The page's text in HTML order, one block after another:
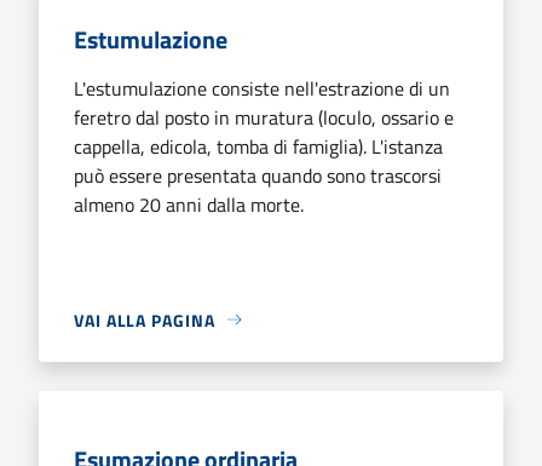
Estumulazione
L'estumulazione consiste nell'estrazione di un
feretro dal posto in muratura (loculo, ossario e
cappella, edicola, tomba di famiglia). L'istanza
può essere presentata quando sono trascorsi
almeno 20 anni dalla morte.
VAI ALLA PAGINA